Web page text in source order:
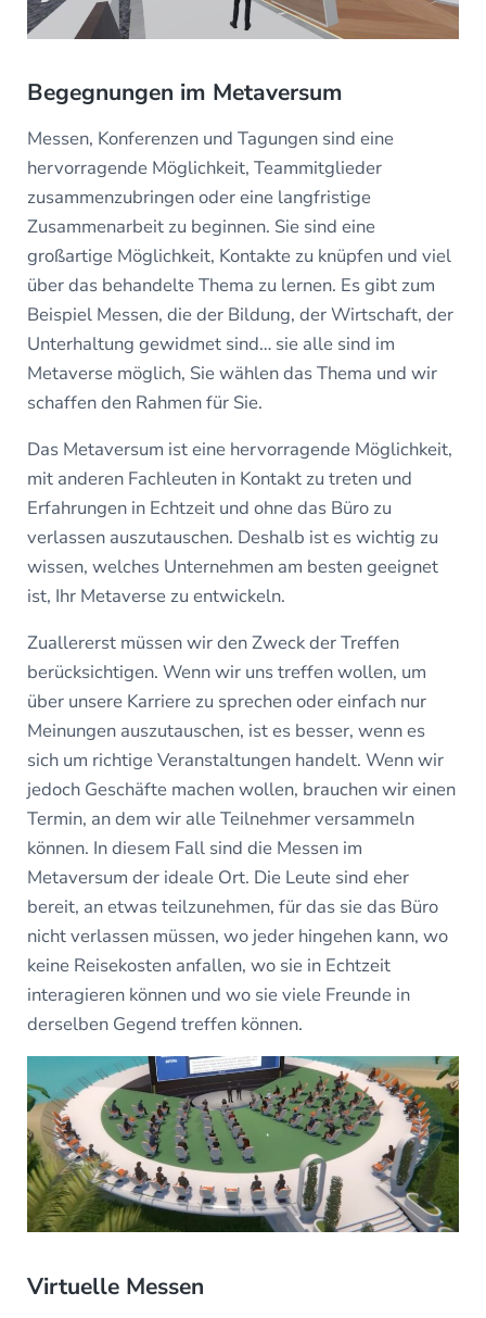
Begegnungen im Metaversum
Messen, Konferenzen und Tagungen sind eine
hervorragende Möglichkeit, Teammitglieder
zusammenzubringen oder eine langfristige
Zusammenarbeit zu beginnen. Sie sind eine
großartige Möglichkeit, Kontakte zu knüpfen und viel
über das behandelte Thema zu lernen. Es gibt zum
Beispiel Messen, die der Bildung, der Wirtschaft, der
Unterhaltung gewidmet sind… sie alle sind im
Metaverse möglich, Sie wählen das Thema und wir
schaffen den Rahmen für Sie.
Das Metaversum ist eine hervorragende Möglichkeit,
mit anderen Fachleuten in Kontakt zu treten und
Erfahrungen in Echtzeit und ohne das Büro zu
verlassen auszutauschen. Deshalb ist es wichtig zu
wissen, welches Unternehmen am besten geeignet
ist, Ihr Metaverse zu entwickeln.
Zuallererst müssen wir den Zweck der Treffen
berücksichtigen. Wenn wir uns treffen wollen, um
über unsere Karriere zu sprechen oder einfach nur
Meinungen auszutauschen, ist es besser, wenn es
sich um richtige Veranstaltungen handelt. Wenn wir
jedoch Geschäfte machen wollen, brauchen wir einen
Termin, an dem wir alle Teilnehmer versammeln
können. In diesem Fall sind die Messen im
Metaversum der ideale Ort. Die Leute sind eher
bereit, an etwas teilzunehmen, für das sie das Büro
nicht verlassen müssen, wo jeder hingehen kann, wo
keine Reisekosten anfallen, wo sie in Echtzeit
interagieren können und wo sie viele Freunde in
derselben Gegend treffen können.
Virtuelle Messen